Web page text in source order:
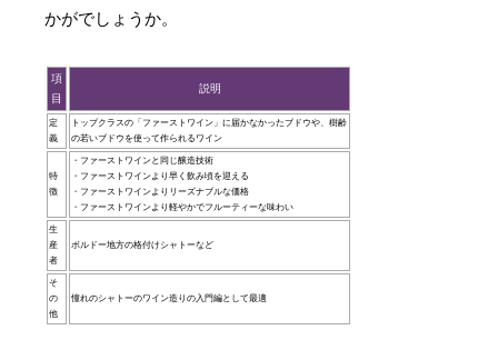
かがでしょうか。
項
目
説明
定
義
トップクラスの「ファーストワイン」に届かなかったブドウや、樹齢
の若いブドウを使って作られるワイン
特
徴
・ファーストワインと同じ醸造技術
・ファーストワインより早く飲み頃を迎える
・ファーストワインよりリーズナブルな価格
・ファーストワインより軽やかでフルーティーな味わい
生
産
者
ボルドー地方の格付けシャトーなど
そ
の
他
憧れのシャトーのワイン造りの入門編として最適